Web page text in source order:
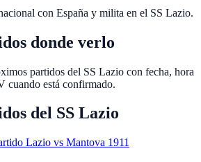
con España y milita en el SS Lazio.
donde verlo
partidos del SS Lazio con fecha, hora
cuando está confirmado.
del SS Lazio
Lazio vs Mantova 1911